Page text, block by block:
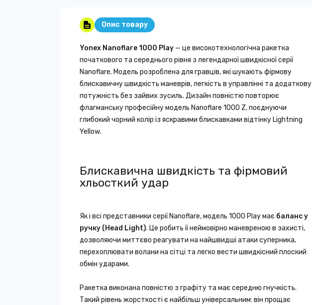
Опис товару
Yonex Nanoflare 1000 Play— це високотехнологічна ракетка
початкового та середнього рівня з легендарної швидкісної серії
Nanoflare. Модель розроблена для гравців, які шукають фірмову
блискавичну швидкість маневрів, легкість в управлінні та додаткову
потужність без зайвих зусиль. Дизайн повністю повторює
флагманську професійну модель Nanoflare 1000 Z, поєднуючи
глибокий чорний колір із яскравими блискавками відтінку Lightning
Yellow.
Блискавична швидкість та фірмовий
хльосткий удар
Як і всі представники серії Nanoflare, модель 1000 Play має баланс у
ручку (Head Light). Це робить її неймовірно маневреною в захисті,
дозволяючи миттєво реагувати на найшвидші атаки суперника,
перехоплювати волани на сітці та легко вести швидкісний плоский
обмін ударами.
Ракетка виконана повністю з графіту та має середню гнучкість.
Такий рівень жорсткості є найбільш універсальним: він прощає